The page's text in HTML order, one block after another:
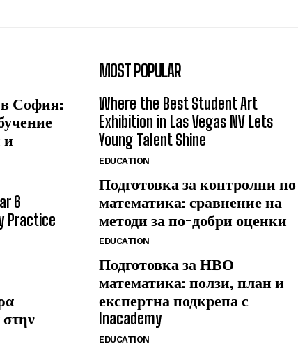
София:
и
6
Practice
στην
MOST POPULAR
Where the Best Student Art
Exhibition in Las Vegas NV Lets
Young Talent Shine
EDUCATION
Подготовка за контролни по
математика: сравнение на
методи за по-добри оценки
EDUCATION
Подготовка за НВО
математика: ползи, план и
експертна подкрепа с
Inacademy
EDUCATION